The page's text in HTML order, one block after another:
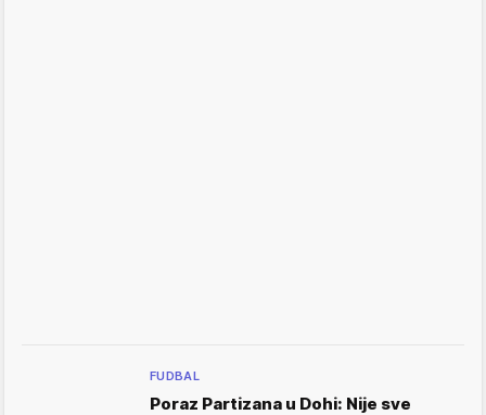
FUDBAL
Poraz Partizana u Dohi: Nije sve